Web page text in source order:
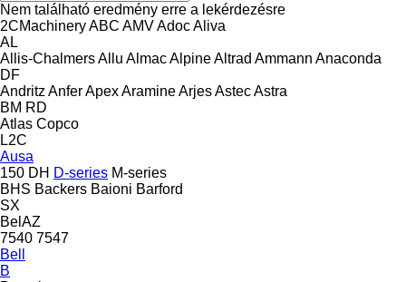
Nem található eredmény erre a lekérdezésre
2CMachineryABC AMVAdocAliva
AL
Allis-ChalmersAllu AlmacAlpineAltrad Ammann Anaconda
DF
Andritz AnferApexAramineArjesAstecAstra
BM RD
Atlas Copco
L2C
Ausa
150 DH D-series M-series
BHS Backers Baioni Barford
SX
BelAZ
7540 7547
Bell
B